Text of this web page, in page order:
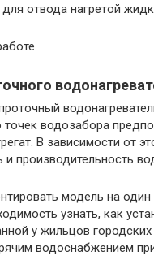
отвода нагретой
точек водозабора
В зависимости от
производительность
модель на один
узнать, как
у жильцов
водоснабжением